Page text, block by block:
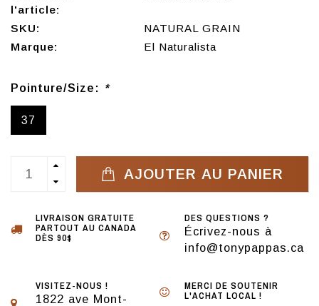
l'article:
SKU:
NATURAL GRAIN
Marque:
El Naturalista
Pointure/Size: *
37
AJOUTER AU PANIER
LIVRAISON GRATUITE
PARTOUT AU CANADA
DÈS 90$
DES QUESTIONS ?
Écrivez-nous à
info@tonypappas.ca
VISITEZ-NOUS !
1822 ave Mont-
MERCI DE SOUTENIR
L'ACHAT LOCAL !